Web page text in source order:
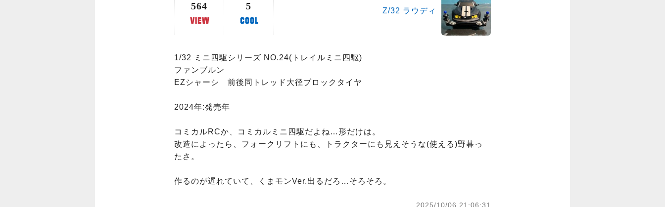
564 5 Z/32 ラウディ
1/32 ミニ四駆シリーズ NO.24(トレイルミニ四駆)
ファンブルン
EZシャーシ　前後同トレッド大径ブロックタイヤ
2024年:発売年
コミカルRCか、コミカルミニ四駆だよね…形だけは。
改造によったら、フォークリフトにも、トラクターにも見えそうな(使える)野暮っ
たさ。
作るのが遅れていて、くまモンVer.出るだろ…そろそろ。
2025/10/06 21:06:31